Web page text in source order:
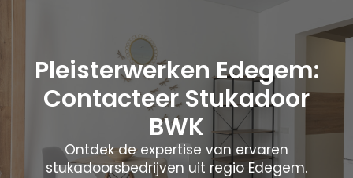
Pleisterwerken Edegem:
Contacteer Stukadoor
BWK
Ontdek de expertise van ervaren
stukadoorsbedrijven uit regio Edegem.